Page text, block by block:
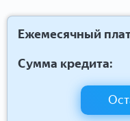
Ежемесячный
Сумма кредита: